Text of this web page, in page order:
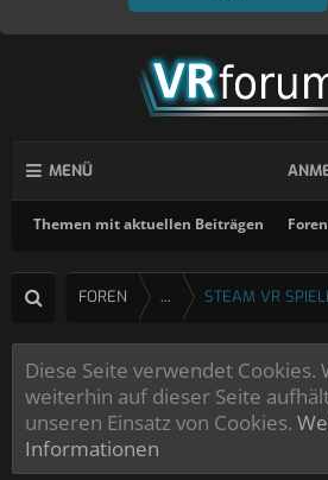
MENÜ
Themen mit aktuellen Beiträgen
FOREN ... STEAM VR
Diese Seite verwendet Cookies.
weiterhin auf dieser Seite
unseren Einsatz von Cookies.
Informationen